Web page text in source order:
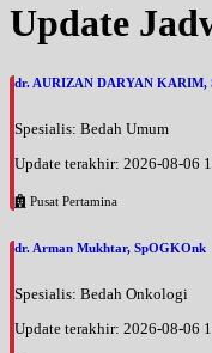
Update
dr. AURIZAN DARYAN KARIM,
Spesialis: Bedah Umum
Update terakhir: 2026-08-06
Pusat Pertamina
dr. Arman Mukhtar, SpOGKOnk
Spesialis: Bedah Onkologi
Update terakhir: 2026-08-06